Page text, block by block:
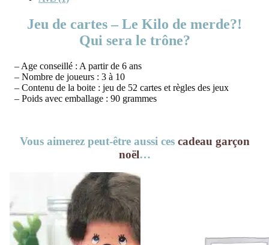
Jeu de cartes – Le Kilo de merde?!
Qui sera le trône?
– Age conseillé : A partir de 6 ans
– Nombre de joueurs : 3 à 10
– Contenu de la boite : jeu de 52 cartes et règles des jeux
– Poids avec emballage : 90 grammes
Vous aimerez peut-être aussi ces cadeau garçon
noël…